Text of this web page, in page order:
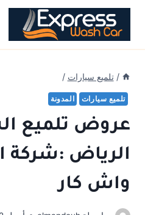
Skip
content
/ تلميع سيارات /
تلميع سيارات المدونة
عروض تلميع
الرياض :شركة
واش كار